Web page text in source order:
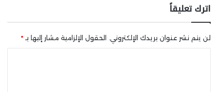
اترك تعليقاً
لن يتم نشر عنوان بريدك الإلكتروني. الحقول الإلزامية مشار إليها بـ *